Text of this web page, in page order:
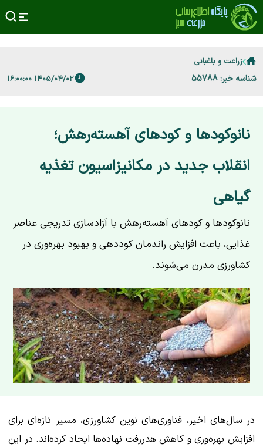
زراعت و باغبانی
شناسه خبر: 55788 ۱۴۰۵/۰۴/۰۲ ۱۶:۰۰:۰۰
نانوکودها و کودهای آهسته‌رهش؛
انقلاب جدید در مکانیزاسیون تغذیه
گیاهی
نانوکودها و کودهای آهسته‌رهش با آزادسازی تدریجی عناصر
غذایی، باعث افزایش راندمان کوددهی و بهبود بهره‌وری در
کشاورزی مدرن می‌شوند.
در سال‌های اخیر، فناوری‌های نوین کشاورزی، مسیر تازه‌ای برای
افزایش بهره‌وری و کاهش هدررفت نهاده‌ها ایجاد کرده‌اند. در این